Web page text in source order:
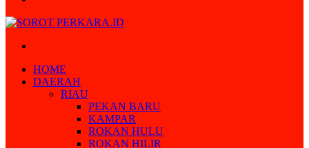
HOME
DAERAH
RIAU
PEKAN BARU
KAMPAR
ROKAN HULU
ROKAN HILIR